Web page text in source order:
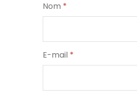
Nom *
E-mail *